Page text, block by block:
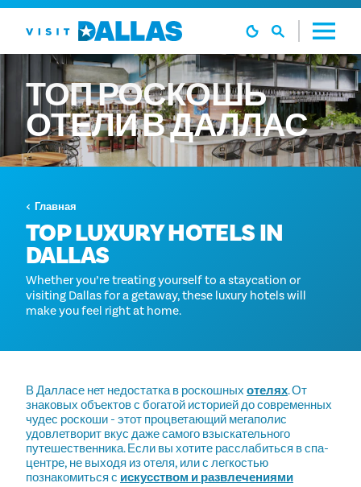
Перейти к содержанию
ТОПРОСКОШЬ
ОТЕЛИВДАЛЛАС
Главная
TOP LUXURY HOTELS IN
DALLAS
Whether you’re treating yourself to a staycation or
visiting Dallas for a getaway, these luxury hotels will
make you feel right at home.
В Далласе нет недостатка в роскошных отелях. От
знаковых объектов с богатой историей до современных
чудес роскоши - этот процветающий мегаполис
удовлетворит вкус даже самого взыскательного
путешественника. Если вы хотите расслабиться в спа-
центре, не выходя из отеля, или с легкостью
познакомиться с искусством и развлечениями